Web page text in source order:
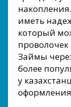
иметь
который
Займы
более
у
оформления